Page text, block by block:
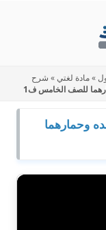
»مادة لغتي» شرح
للصف الخامس ف1
وحمارهما